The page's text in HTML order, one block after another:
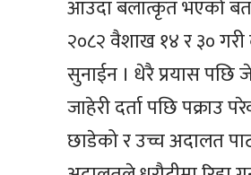
आउदा बलात्कृत भएको
२०८२ वैशाख १४ र ३० गरी
सुनाईन । धेरै प्रयास पछि
जाहेरी दर्ता पछि
छाडेको र उच्च अदालत